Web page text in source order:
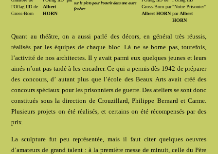
l'Oflag IID de
Gross-Born
Albert
HORN
sur le picto pour l'ouvrir dans une autre
fenêtre
Gross-Born par
Albert HORN
"Notre Prisonier"
par Albert
HORN
Quant au théâtre, on a aussi parlé des décors, en général très réussis,
réalisés par les équipes de chaque bloc. Là ne se borne pas, toutefois,
l’activité de nos architectes. II y avait parmi eux quelques jeunes et leurs
ainés n’ont pas tardé à les encadrer. Ce qui a permis dès 1942 de préparer
des concours, d’ autant plus que l’école des Beaux Arts avait créé des
concours spéciaux pour les prisonniers de guerre. Des ateliers se sont donc
constitués sous la direction de Crouzillard, Philippe Bernard et Carme.
Plusieurs projets on été réalisés, et certains on été récompensés par des
prix.
La sculpture fut peu représentée, mais il faut citer quelques oeuvres
d’amateurs de grand talent : à la première messe de minuit, celle du Père